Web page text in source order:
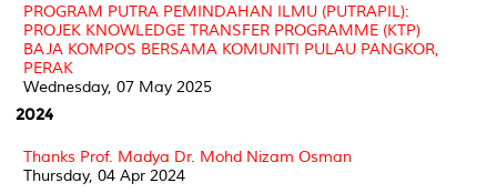
PROGRAM PUTRA PEMINDAHAN ILMU (PUTRAPIL):
PROJEK KNOWLEDGE TRANSFER PROGRAMME (KTP)
BAJA KOMPOS BERSAMA KOMUNITI PULAU PANGKOR,
PERAK
Wednesday, 07 May 2025
2024
Thanks Prof. Madya Dr. Mohd Nizam Osman
Thursday, 04 Apr 2024